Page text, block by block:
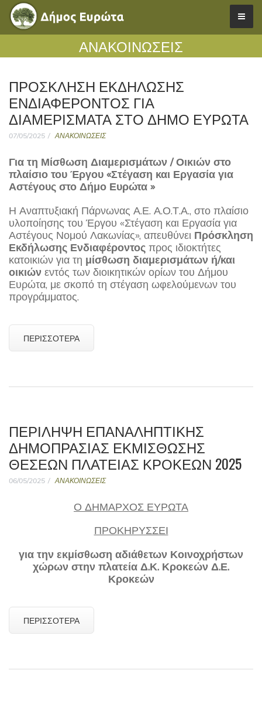
ΑΝΑΚΟΙΝΩΣΕΙΣ
ΠΡΟΣΚΛΗΣΗ ΕΚΔΗΛΩΣΗΣ
ΕΝΔΙΑΦΕΡΟΝΤΟΣ ΓΙΑ
ΔΙΑΜΕΡΊΣΜΑΤΑ ΣΤΟ ΔΗΜΟ ΕΥΡΩΤΑ
07/05/2025 ΑΝΑΚΟΙΝΩΣΕΙΣ
Για τη Μίσθωση Διαμερισμάτων / Οικιών στο
πλαίσιο του Έργου «Στέγαση και Εργασία για
Αστέγους στο Δήμο Ευρώτα »
Η Αναπτυξιακή Πάρνωνας Α.Ε. Α.Ο.Τ.Α., στο πλαίσιο
υλοποίησης του Έργου «Στέγαση και Εργασία για
Αστέγους Νομού Λακωνίας», απευθύνει Πρόσκληση
Εκδήλωσης Ενδιαφέροντος προς ιδιοκτήτες
κατοικιών για τη μίσθωση διαμερισμάτων ή/και
οικιών εντός των διοικητικών ορίων του Δήμου
Ευρώτα, με σκοπό τη στέγαση ωφελούμενων του
προγράμματος.
ΠΕΡΙΣΣΌΤΕΡΑ
ΠΕΡΙΛΗΨΗ ΕΠΑΝΑΛΗΠΤΙΚΗΣ
ΔΗΜΟΠΡΑΣΙΑΣ ΕΚΜΙΣΘΩΣΗΣ
ΘΕΣΕΩΝ ΠΛΑΤΕΙΑΣ ΚΡΟΚΕΩΝ 2025
06/05/2025 ΑΝΑΚΟΙΝΩΣΕΙΣ
Ο ΔΗΜΑΡΧΟΣ ΕΥΡΩΤΑ
ΠΡΟΚΗΡΥΣΣΕΙ
για την εκμίσθωση αδιάθετων Κοινοχρήστων
χώρων στην πλατεία Δ.Κ. Κροκεών Δ.Ε.
Κροκεών
ΠΕΡΙΣΣΌΤΕΡΑ